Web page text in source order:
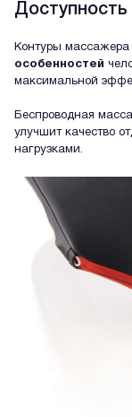
Доступность
Контуры массажера
особенностей
максимальной
Беспроводная
улучшит качество
нагрузками.